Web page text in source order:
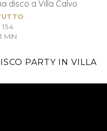
154
MIN
PARTY IN VILLA